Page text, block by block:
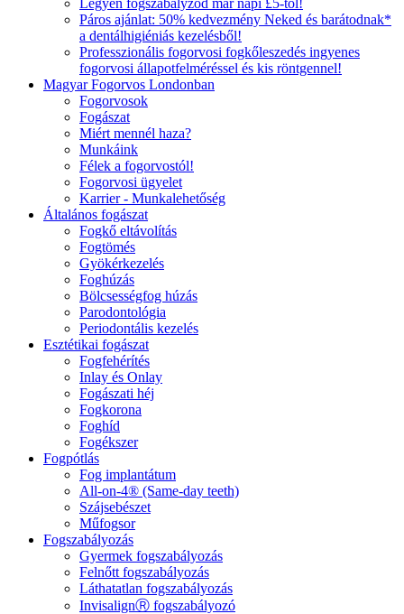
Páros ajánlat: 50% kedvezmény Neked és barátodnak*
a dentálhigiéniás kezelésből!
Professzionális fogorvosi fogkőleszedés ingyenes
fogorvosi állapotfelméréssel és kis röntgennel!
Magyar Fogorvos Londonban
Fogorvosok
Fogászat
Miért mennél haza?
Munkáink
Félek a fogorvostól!
Fogorvosi ügyelet
Karrier - Munkalehetőség
Általános fogászat
Fogkő eltávolítás
Fogtömés
Gyökérkezelés
Foghúzás
Bölcsességfog húzás
Parodontológia
Periodontális kezelés
Esztétikai fogászat
Fogfehérítés
Inlay és Onlay
Fogászati héj
Fogkorona
Foghíd
Fogékszer
Fogpótlás
Fog implantátum
All-on-4® (Same-day teeth)
Szájsebészet
Műfogsor
Fogszabályozás
Gyermek fogszabályozás
Felnőtt fogszabályozás
Láthatatlan fogszabályozás
InvisalignⓇ fogszabályozó